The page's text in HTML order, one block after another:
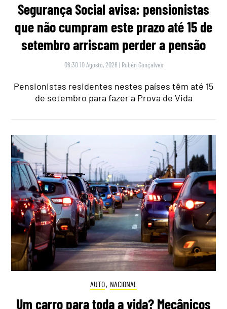
Segurança Social avisa: pensionistas
que não cumpram este prazo até 15 de
setembro arriscam perder a pensão
06:30 10 Agosto, 2026 | Rubén Gonçalves
Pensionistas residentes nestes países têm até 15
de setembro para fazer a Prova de Vida
AUTO, NACIONAL
Um carro para toda a vida? Mecânicos